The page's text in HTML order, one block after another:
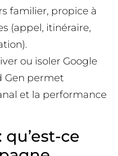
familier, propice à
(appel, itinéraire,
ou isoler Google
Gen permet
et la performance
ce